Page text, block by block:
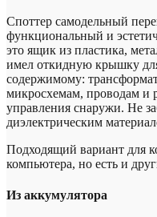
Споттер самодельный
функциональный и
это ящик из пластика,
имел откидную крышку
содержимому:
микросхемам, проводам и
управления снаружи. Не
диэлектрическим
Подходящий вариант для
компьютера, но есть и
Из аккумулятора